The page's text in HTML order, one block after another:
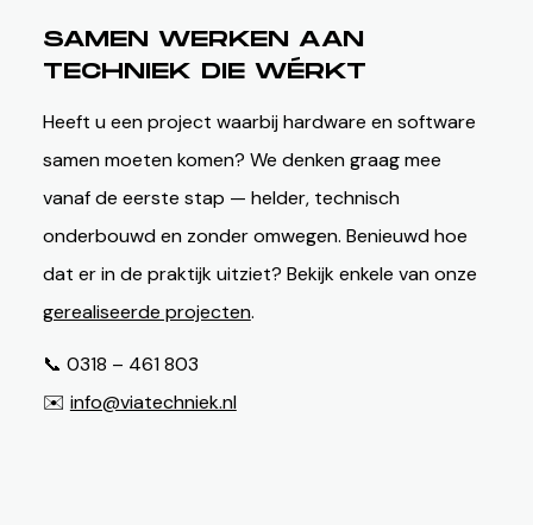
SAMEN WERKEN AAN
TECHNIEK DIE WÉRKT
Heeft u een project waarbij hardware en software
samen moeten komen? We denken graag mee
vanaf de eerste stap — helder, technisch
onderbouwd en zonder omwegen. Benieuwd hoe
dat er in de praktijk uitziet? Bekijk enkele van onze
gerealiseerde projecten.
📞 0318 – 461 803
✉️ info@viatechniek.nl